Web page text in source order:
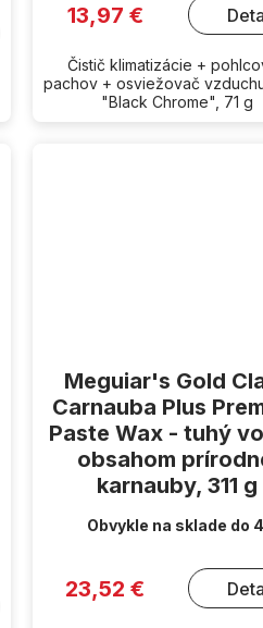
13,97 €
Čistič klimatizácie +
pachov + osviežovač
"Black Chrome", 71 g
Meguiar's Gold
Carnauba Plus
Paste Wax - tuhý
obsahom
karnauby, 311 g
Obvykle na sklade do
23,52 €